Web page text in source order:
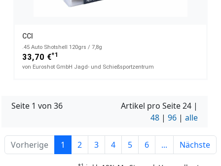
CCI
.45 Auto Shotshell 120grs / 7,8g
33,70 €*1
von Euroshot GmbH Jagd- und Schießsportzentrum
Seite 1 von 36 Artikel pro Seite24 |
48 | 96 | alle
Vorherige 1 2 3 4 5 6 ... Nächste